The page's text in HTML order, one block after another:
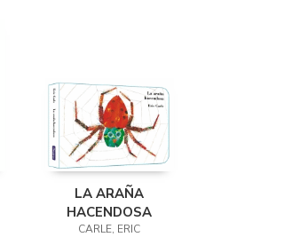
LA ARAÑA
HACENDOSA
CARLE, ERIC